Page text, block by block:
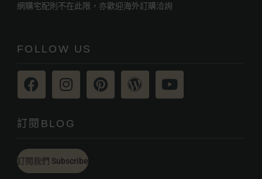
網購宅配則不在此限，亦歡迎海外訂購洽詢
FOLLOW US
訂閱BLOG
訂閱我們 Subscribe